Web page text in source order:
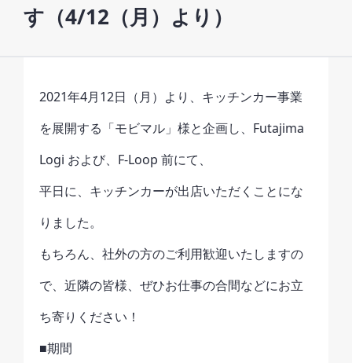
す（4/12（月）より）
2021年4月12日（月）より、キッチンカー事業
を展開する「モビマル」様と企画し、Futajima
Logi および、F-Loop 前にて、
平日に、キッチンカーが出店いただくことにな
りました。
もちろん、社外の方のご利用歓迎いたしますの
で、近隣の皆様、ぜひお仕事の合間などにお立
ち寄りください！
■期間